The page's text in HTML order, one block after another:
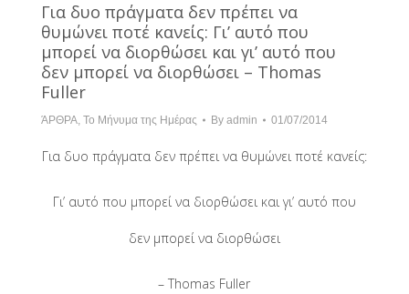
Για δυο πράγματα δεν πρέπει να
θυμώνει ποτέ κανείς: Γι’ αυτό που
μπορεί να διορθώσει και γι’ αυτό που
δεν μπορεί να διορθώσει – Thomas
Fuller
ΆΡΘΡΑ, Το Μήνυμα της Ημέρας By admin 01/07/2014
Για δυο πράγματα δεν πρέπει να θυμώνει ποτέ κανείς:
Γι’ αυτό που μπορεί να διορθώσει και γι’ αυτό που
δεν μπορεί να διορθώσει
– Thomas Fuller